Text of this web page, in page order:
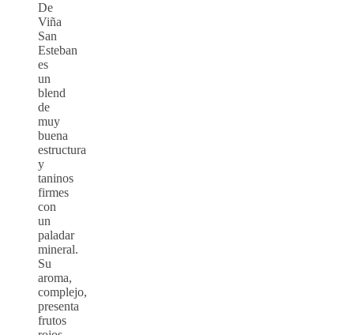
De
Viña
San
Esteban
es
un
blend
de
muy
buena
estructura
y
taninos
firmes
con
un
paladar
mineral.
Su
aroma,
complejo,
presenta
frutos